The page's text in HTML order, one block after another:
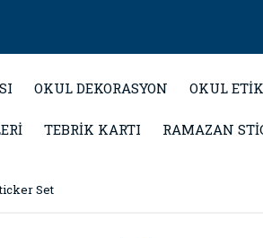
OKUL DEKORASYON OKUL
TEBRİK KARTI RAMAZAN
Set